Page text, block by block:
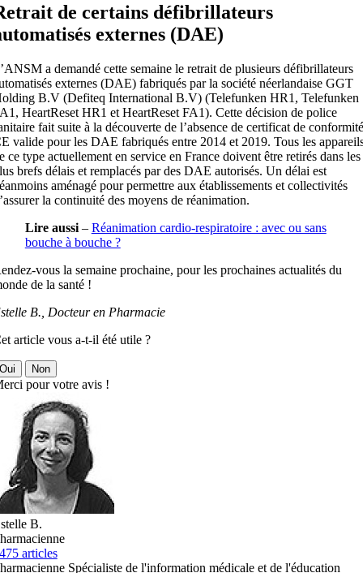
de certains défibrillateurs
externes (DAE)
a demandé cette semaine le retrait de plusieurs défibrillateurs
externes (DAE) fabriqués par la société néerlandaise GGT
B.V (Defiteq International B.V) (Telefunken HR1, Telefunken
HeartReset HR1 et HeartReset FA1). Cette décision de police
fait suite à la découverte de l’absence de certificat de conformité
valide pour les DAE fabriqués entre 2014 et 2019. Tous les
ce type actuellement en service en France doivent être retirés dans les
brefs délais et remplacés par des DAE autorisés. Un délai est
aménagé pour permettre aux établissements et collectivités
la continuité des moyens de réanimation.
Lire aussi– Réanimation cardio-respiratoire : avec ou sans
bouche à bouche ?
vous la semaine prochaine, pour les prochaines actualités du
de la santé !
B., Docteur en Pharmacie
article vous a-t-il été utile ?
Non
pour votre avis !
B.
articles
Spécialiste de l'information médicale et de l'éducation